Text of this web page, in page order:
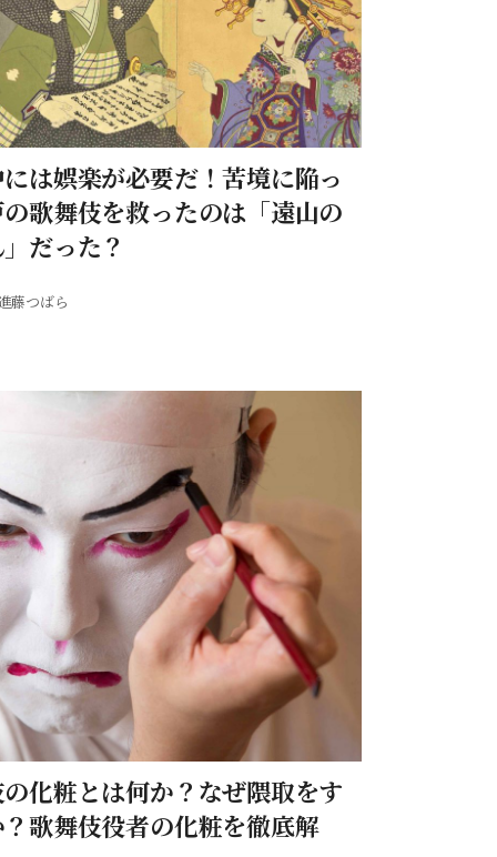
は娯楽が必要だ！苦境に陥っ
歌舞伎を救ったのは「遠山の
だった？
藤つばら
化粧とは何か？なぜ隈取をす
歌舞伎役者の化粧を徹底解